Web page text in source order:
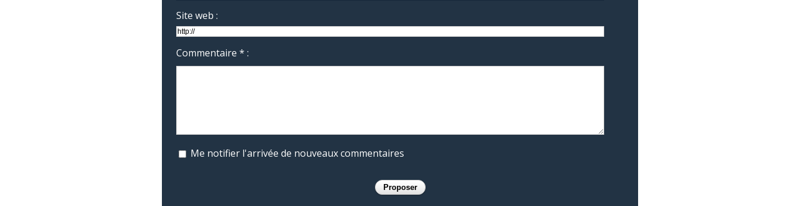
Site web :
Commentaire * :
Me notifier l'arrivée de nouveaux commentaires